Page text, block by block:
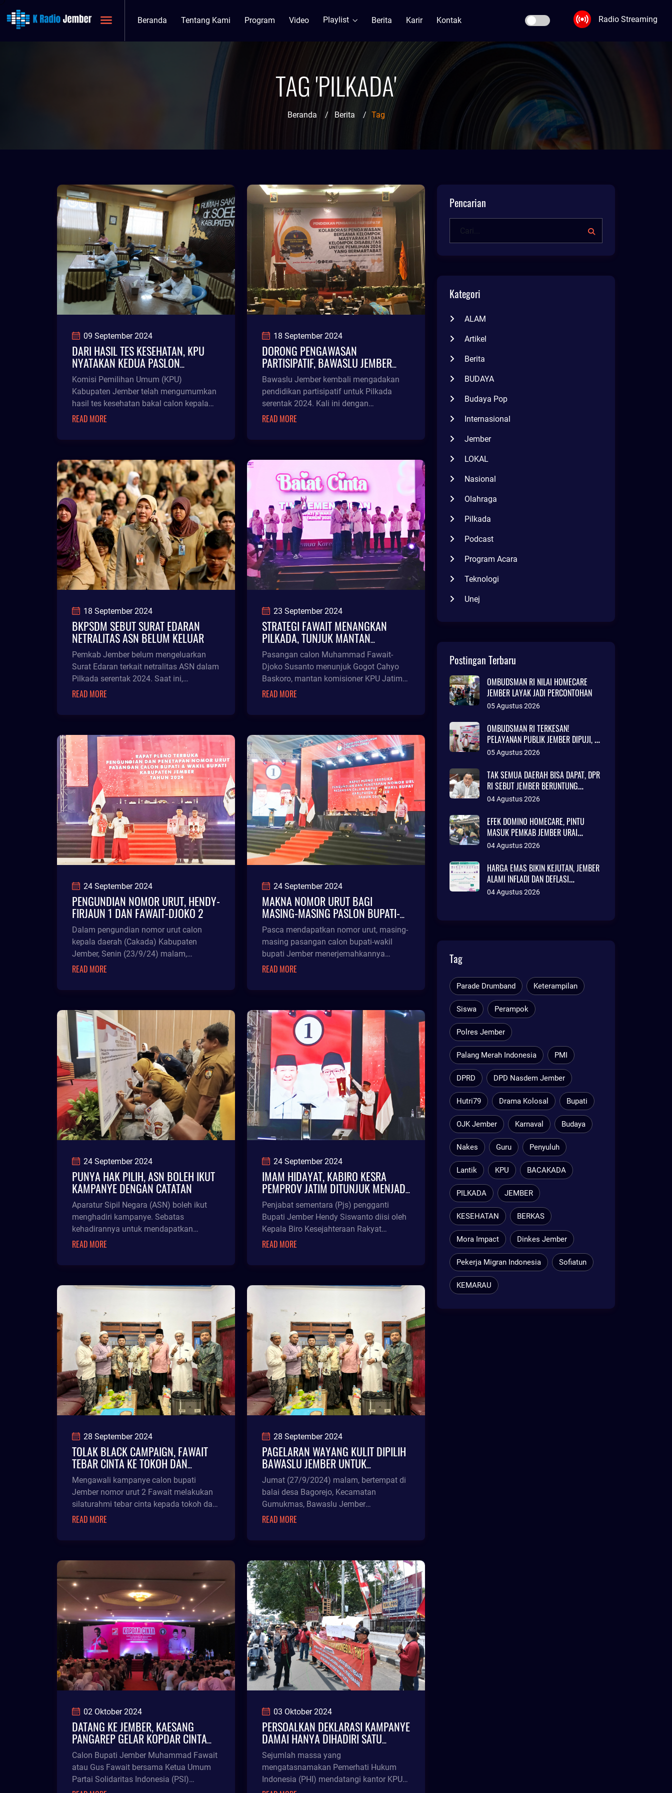
Radio Streaming
Beranda Tentang Kami Program Video Playlist Berita Karir Kontak
TAG 'PILKADA'
Beranda / Berita / Tag
09 September 2024
DARI HASIL TES KESEHATAN, KPU
NYATAKAN KEDUA PASLON
BACAKADA JEMBER MAMPU
Komisi Pemilihan Umum (KPU)
Kabupaten Jember telah mengumumkan
hasil tes kesehatan bakal calon kepala
daerah (Bacakada). Hasilnya dua Paslon
READ MORE
18 September 2024
DORONG PENGAWASAN
PARTISIPATIF, BAWASLU JEMBER
GANDENG KELOMPOK DISABILITAS
Bawaslu Jember kembali mengadakan
pendidikan partisipatif untuk Pilkada
serentak 2024. Kali ini dengan
menggandeng kelompok disabilitas
READ MORE
18 September 2024
BKPSDM SEBUT SURAT EDARAN
NETRALITAS ASN BELUM KELUAR
Pemkab Jember belum mengeluarkan
Surat Edaran terkait netralitas ASN dalam
Pilkada serentak 2024. Saat ini,
perwakilan setiap kabupaten/kota
READ MORE
23 September 2024
STRATEGI FAWAIT MENANGKAN
PILKADA, TUNJUK MANTAN
KOMISIONER KPU JATIM JADI KETUA
TIM PEMENANGAN
Pasangan calon Muhammad Fawait-
Djoko Susanto menunjuk Gogot Cahyo
Baskoro, mantan komisioner KPU Jatim
sebagai ketua tim pemenangan dalam
READ MORE
24 September 2024
PENGUNDIAN NOMOR URUT, HENDY-
FIRJAUN 1 DAN FAWAIT-DJOKO 2
Dalam pengundian nomor urut calon
kepala daerah (Cakada) Kabupaten
Jember, Senin (23/9/24) malam,
&nbsp;pasangan calon Hendy-Firjaun
READ MORE
24 September 2024
MAKNA NOMOR URUT BAGI
MASING-MASING PASLON BUPATI-
WAKIL BUPATI JEMBER
Pasca mendapatkan nomor urut, masing-
masing pasangan calon bupati-wakil
bupati Jember menerjemahkannya
dengan arti masing-masing. Mendapatk
READ MORE
24 September 2024
PUNYA HAK PILIH, ASN BOLEH IKUT
KAMPANYE DENGAN CATATAN
Aparatur Sipil Negara (ASN) boleh ikut
menghadiri kampanye. Sebatas
kehadirannya untuk mendapatkan
informasi terkait visi misi dan mengenal
READ MORE
24 September 2024
IMAM HIDAYAT, KABIRO KESRA
PEMPROV JATIM DITUNJUK MENJADI
PJS BUPATI JEMBER
Penjabat sementara (Pjs) pengganti
Bupati Jember Hendy Siswanto diisi oleh
Kepala Biro Kesejahteraan Rakyat
Provinsi Jawa Timur, Imam Hidayat.
READ MORE
28 September 2024
TOLAK BLACK CAMPAIGN, FAWAIT
TEBAR CINTA KE TOKOH DAN
MASYARAKAT
Mengawali kampanye calon bupati
Jember nomor urut 2 Fawait melakukan
silaturahmi tebar cinta kepada tokoh dan
masyarakat. Fawait mengaku belum
kampanye. Ia meminta doa sedang
Jember. Tak lupa Fawait menyampaikan
untuk menjaga kondusifitas selama
masa Pilkada.
READ MORE
28 September 2024
PAGELARAN WAYANG KULIT DIPILIH
BAWASLU JEMBER UNTUK
SOSIALISASIKAN PENGAWASAN
PARTISIPATIF PILKADA 2024
Jumat (27/9/2024) malam, bertempat di
balai desa Bagorejo, Kecamatan
Gumukmas, Bawaslu Jember
mengadakan sosialisasi pengawasan
disertai pagelaran wayang kulit.
READ MORE
02 Oktober 2024
DATANG KE JEMBER, KAESANG
PANGAREP GELAR KOPDAR CINTA
BERSAMA FAWAIT
Calon Bupati Jember Muhammad Fawait
atau Gus Fawait bersama Ketua Umum
Partai Solidaritas Indonesia (PSI)
03 Oktober 2024
PERSOALKAN DEKLARASI KAMPANYE
DAMAI HANYA DIHADIRI SATU
PASLON, MASSA INI DATANGI KPU
JEMBER
Sejumlah massa yang
mengatasnamakan Pemerhati Hukum
Indonesia (PHI) mendatangi kantor KPU
Pencarian
Kategori
ALAM
Artikel
Berita
BUDAYA
Budaya Pop
Internasional
Jember
LOKAL
Nasional
Olahraga
Pilkada
Podcast
Program Acara
Teknologi
Unej
Postingan Terbaru
OMBUDSMAN RI NILAI HOMECARE
JEMBER LAYAK JADI PERCONTOHAN
05 Agustus 2026
OMBUDSMAN RI TERKESAN!
PELAYANAN PUBLIK JEMBER DIPUJI, RS
DAERAH DISEBUT SETARA KLINIK
05 Agustus 2026
TAK SEMUA DAERAH BISA DAPAT, DPR
RI SEBUT JEMBER BERUNTUNG
AJUKAN DANA TALANGAN Rp786
04 Agustus 2026
EFEK DOMINO HOMECARE, PINTU
MASUK PEMKAB JEMBER URAI
KEMISKINAN
04 Agustus 2026
HARGA EMAS BIKIN KEJUTAN, JEMBER
ALAMI INFLADI DAN DEFLASI
SEKALIGUS
04 Agustus 2026
Tag
Parade Drumband Keterampilan
Siswa Perampok
Polres Jember
Palang Merah Indonesia PMI
DPRD DPD Nasdem Jember
Hutri79 Drama Kolosal Bupati
OJK Jember Karnaval Budaya
Nakes Guru Penyuluh
Lantik KPU BACAKADA
PILKADA JEMBER
KESEHATAN BERKAS
Mora Impact Dinkes Jember
Pekerja Migran Indonesia Sofiatun
KEMARAU